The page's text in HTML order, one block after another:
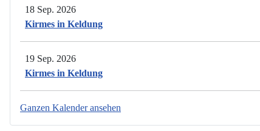
18 Sep. 2026
Kirmes in Keldung
19 Sep. 2026
Kirmes in Keldung
Ganzen Kalender ansehen